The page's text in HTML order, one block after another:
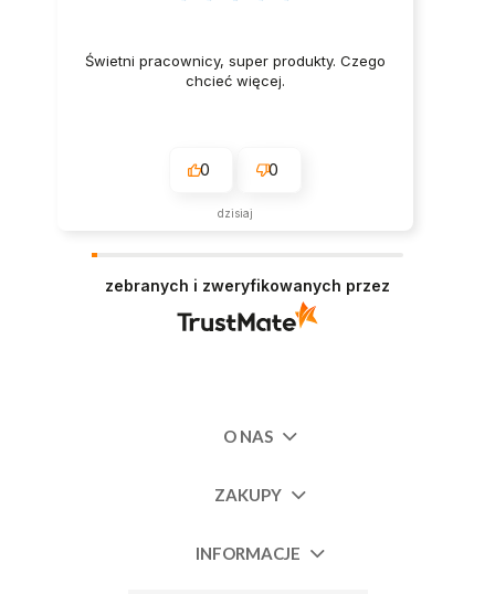
Świetni pracownicy, super produkty. Czego
chcieć więcej.
0 0
dzisiaj
zebranych i zweryfikowanych przez
O NAS
ZAKUPY
INFORMACJE